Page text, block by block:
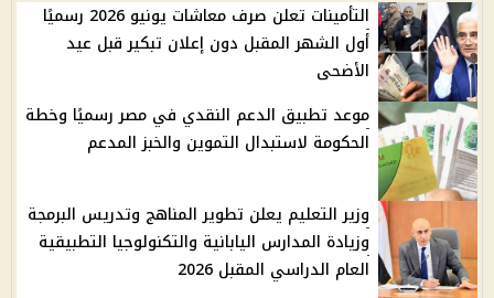
التأمينات تعلن صرف معاشات يونيو 2026 رسميًا
أول الشهر المقبل دون إعلان تبكير قبل عيد
الأضحى
موعد تطبيق الدعم النقدي في مصر رسميًا وخطة
الحكومة لاستبدال التموين والخبز المدعم
وزير التعليم يعلن تطوير المناهج وتدريس البرمجة
وزيادة المدارس اليابانية والتكنولوجيا التطبيقية
العام الدراسي المقبل 2026